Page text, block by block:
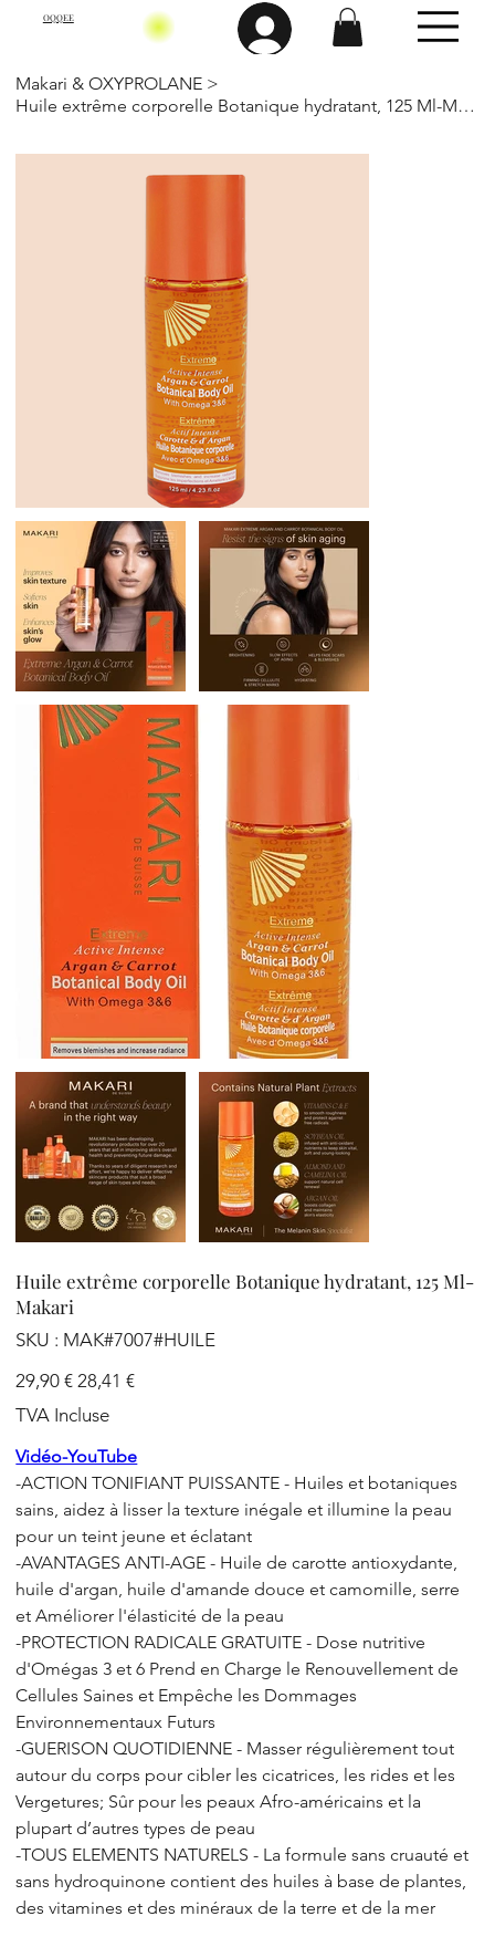
OQQEE
Makari & OXYPROLANE >
Huile extrême corporelle Botanique hydratant, 125 Ml-Makari
Huile extrême corporelle Botanique hydratant, 125 Ml-
Makari
SKU : SKU
MAK#7007#HUILE
MAK#7007#HUILE
Prix
d’origine
29,90 € Prix
promotionnel
28,41 €
TVA Incluse
Vidéo-YouTube
-ACTION TONIFIANT PUISSANTE - Huiles et botaniques
sains, aidez à lisser la texture inégale et illumine la peau
pour un teint jeune et éclatant
-AVANTAGES ANTI-AGE - Huile de carotte antioxydante,
huile d'argan, huile d'amande douce et camomille, serre
et Améliorer l'élasticité de la peau
-PROTECTION RADICALE GRATUITE - Dose nutritive
d'Omégas 3 et 6 Prend en Charge le Renouvellement de
Cellules Saines et Empêche les Dommages
Environnementaux Futurs
-GUERISON QUOTIDIENNE - Masser régulièrement tout
autour du corps pour cibler les cicatrices, les rides et les
Vergetures; Sûr pour les peaux Afro-américains et la
plupart d’autres types de peau
-TOUS ELEMENTS NATURELS - La formule sans cruauté et
sans hydroquinone contient des huiles à base de plantes,
des vitamines et des minéraux de la terre et de la mer